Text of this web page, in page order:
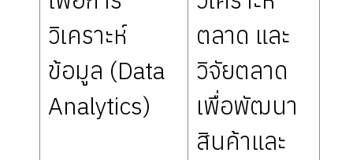
วิเคราะห์
ข้อมูล (Data
Analytics)
ตลาด และ
วิจัยตลาด
เพื่อพัฒนา
สินค้าและ